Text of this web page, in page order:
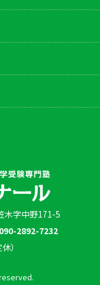
木字中野171-5
2892-7232
）